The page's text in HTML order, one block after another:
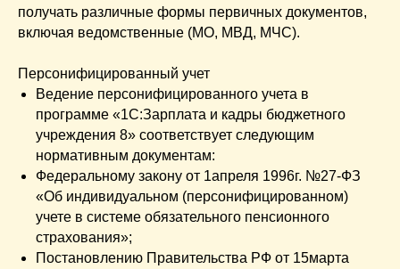
получать различные формы первичных документов,
включая ведомственные (МО, МВД, МЧС).
Персонифицированный учет
Ведение персонифицированного учета в
программе «1С:Зарплата и кадры бюджетного
учреждения 8» соответствует следующим
нормативным документам:
Федеральному закону от 1апреля 1996г. №27-ФЗ
«Об индивидуальном (персонифицированном)
учете в системе обязательного пенсионного
страхования»;
Постановлению Правительства РФ от 15марта